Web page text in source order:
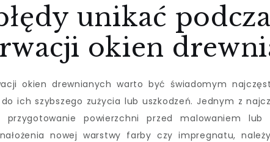
unikać
okien
okien drewnianych warto być świadomym
ich szybszego zużycia lub uszkodzeń. Jednym z
przygotowanie powierzchni przed malowaniem lub
nowej warstwy farby czy impregnatu,